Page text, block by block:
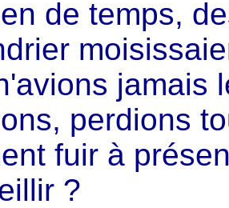
de temps,
jamais
perdions
fuir à
?